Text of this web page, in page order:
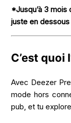
*Jusqu’à 3
juste en dessous
C’est quoi
Avec Deezer
mode hors
pub, et tu